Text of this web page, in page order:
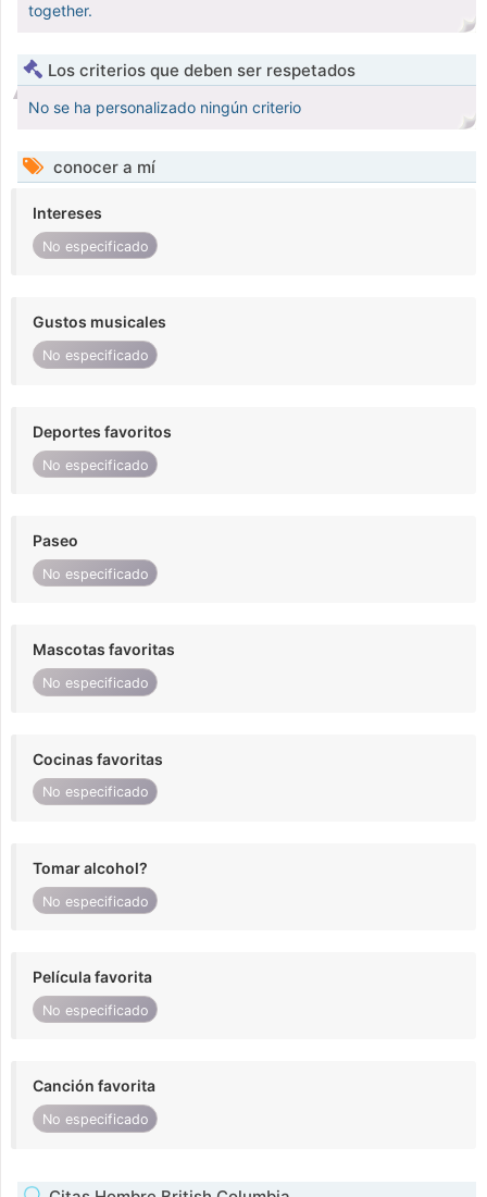
together.
Los criterios que deben ser respetados
No se ha personalizado ningún criterio
conocer a mí
Intereses
No especificado
Gustos musicales
No especificado
Deportes favoritos
No especificado
Paseo
No especificado
Mascotas favoritas
No especificado
Cocinas favoritas
No especificado
Tomar alcohol?
No especificado
Película favorita
No especificado
Canción favorita
No especificado